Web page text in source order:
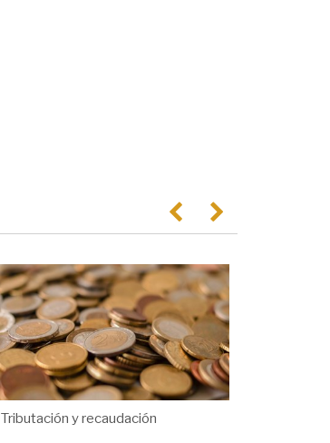
Anterior
Tributación y recaudación